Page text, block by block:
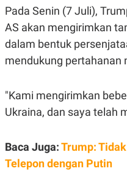
A
T
D
A
A
G
E
S
N
T
A
V
P
U
Pada Senin (7 Juli),
AS akan mengirimkan
dalam bentuk
mendukung pertahanan
"Kami mengirimkan
Ukraina, dan saya telah
Baca Juga:Trump:
Telepon dengan Putin